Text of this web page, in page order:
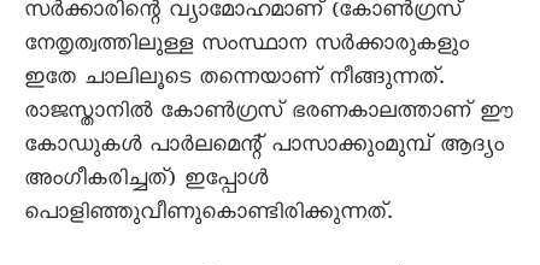
സർക്കാരിന്റെ വ്യാമോഹമാണ് (കോൺഗ്രസ്
നേതൃത്വത്തിലുള്ള സംസ്ഥാന സർക്കാരുകളും
ഇതേ ചാലിലൂടെ തന്നെയാണ് നീങ്ങുന്നത്.
രാജസ്താനിൽ കോൺഗ്രസ് ഭരണകാലത്താണ് ഈ
കോഡുകൾ പാർലമെന്റ് പാസാക്കുംമുമ്പ് ആദ്യം
അംഗീകരിച്ചത്) ഇപ്പോൾ
പൊളിഞ്ഞുവീണുകൊണ്ടിരിക്കുന്നത്.